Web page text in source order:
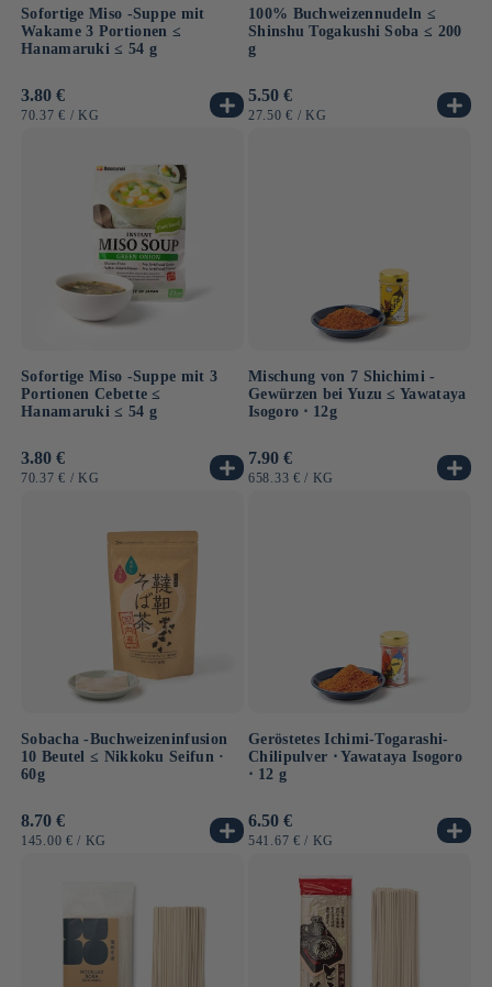
Sofortige Miso -Suppe mit
Wakame 3 Portionen ≤
Hanamaruki ≤ 54 g
Normaler
Preis
3.80 €
GRUNDPREIS
70.37 € / PRO
KG
100% Buchweizennudeln ≤
Shinshu Togakushi Soba ≤ 200
g
Normaler
Preis
5.50 €
GRUNDPREIS
27.50 € / PRO
KG
Sofortige Miso -Suppe mit 3
Portionen Cebette ≤
Hanamaruki ≤ 54 g
Normaler
Preis
3.80 €
GRUNDPREIS
70.37 € / PRO
KG
Mischung von 7 Shichimi -
Gewürzen bei Yuzu ≤ Yawataya
Isogoro ⋅ 12g
Normaler
Preis
7.90 €
GRUNDPREIS
658.33 € / PRO
KG
Sobacha -Buchweizeninfusion
10 Beutel ≤ Nikkoku Seifun ·
60g
Normaler
Preis
8.70 €
GRUNDPREIS
145.00 € / PRO
KG
Geröstetes Ichimi-Togarashi-
Chilipulver ⋅ Yawataya Isogoro
⋅ 12 g
Normaler
Preis
6.50 €
GRUNDPREIS
541.67 € / PRO
KG